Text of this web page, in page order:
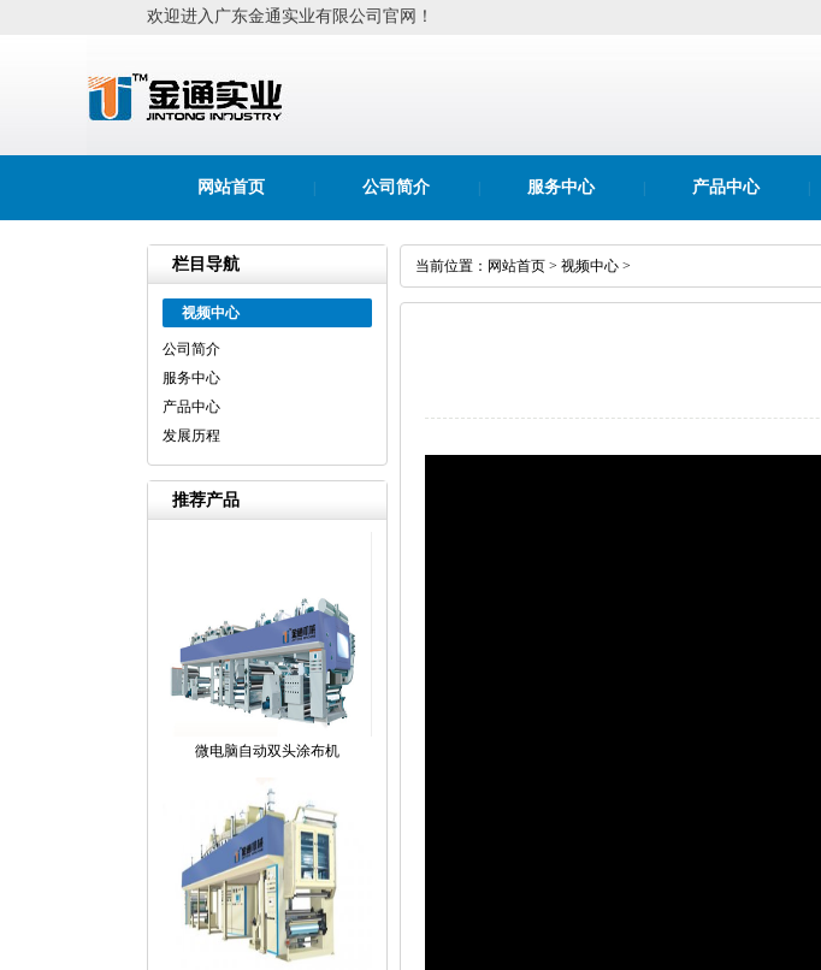
欢迎进入广东金通实业有限公司官网！
网站首页 公司简介 服务中心 产品中心
栏目导航
视频中心
公司简介
服务中心
产品中心
发展历程
推荐产品
微电脑自动双头涂布机
当前位置： 网站首页 > 视频中心 >